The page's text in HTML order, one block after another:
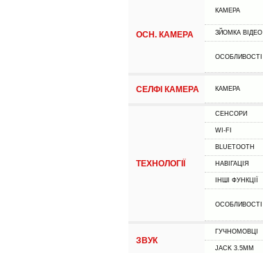
ОСН. КАМЕРА
КАМЕРА
ЗЙОМКА ВІДЕО
ОСОБЛИВОСТІ
СЕЛФІ КАМЕРА КАМЕРА
ТЕХНОЛОГІЇ
СЕНСОРИ
WI-FI
BLUETOOTH
НАВІГАЦІЯ
ІНШІ ФУНКЦІЇ
ОСОБЛИВОСТІ
ЗВУК
ГУЧНОМОВЦІ
JACK 3.5MM